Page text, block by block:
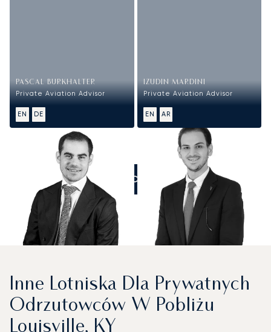
PASCAL BURKHALTER
Private Aviation Advisor
EN DE
IZUDIN MARDINI
Private Aviation Advisor
EN AR
ZADZWOŃCIE DO NAS
Inne Lotniska Dla Prywatnych
Odrzutowców W Pobliżu
Louisville, KY